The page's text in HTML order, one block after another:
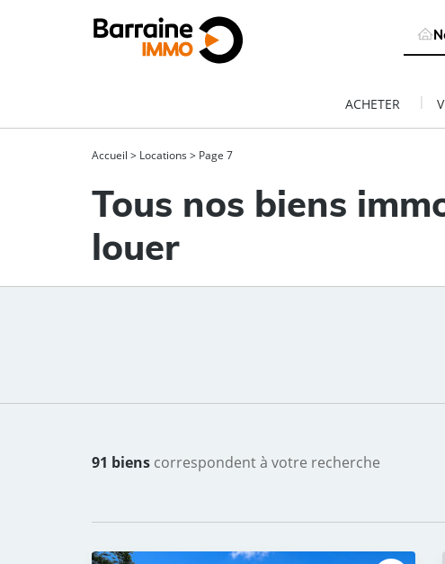
ACHETER |
Accueil > Locations > Page 7
Tous nos biens
louer
91 biens correspondent à votre recherche